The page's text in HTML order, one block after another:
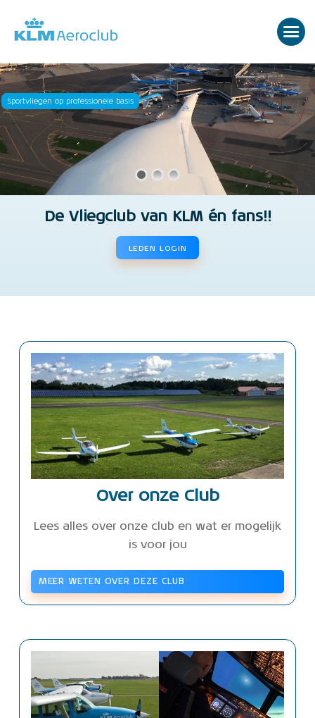
Sportvliegen op professionele basis
De Vliegclub van KLM én fans!!
LEDEN LOGIN
Over onze Club
Lees alles over onze club en wat er mogelijk
is voor jou
MEER WETEN OVER DEZE CLUB